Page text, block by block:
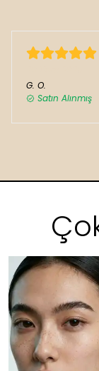
G. O.
Satın Alınmış